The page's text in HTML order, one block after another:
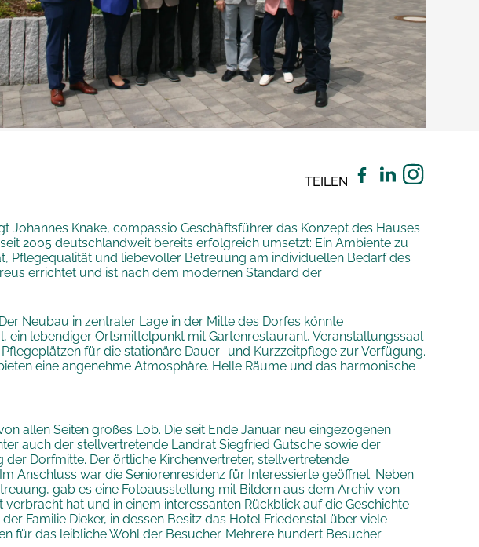
TEILEN
Johannes Knake, compassio Geschäftsführer das Konzept des Hauses
2005 deutschlandweit bereits erfolgreich umsetzt: Ein Ambiente zu
Pflegequalität und liebevoller Betreuung am individuellen Bedarf des
errichtet und ist nach dem modernen Standard der
Neubau in zentraler Lage in der Mitte des Dorfes könnte
ein lebendiger Ortsmittelpunkt mit Gartenrestaurant, Veranstaltungssaal
für die stationäre Dauer- und Kurzzeitpflege zur Verfügung.
eine angenehme Atmosphäre. Helle Räume und das harmonische
allen Seiten großes Lob. Die seit Ende Januar neu eingezogenen
auch der stellvertretende Landrat Siegfried Gutsche sowie der
Dorfmitte. Der örtliche Kirchenvertreter, stellvertretende
Anschluss war die Seniorenresidenz für Interessierte geöffnet. Neben
gab es eine Fotoausstellung mit Bildern aus dem Archiv von
hat und in einem interessanten Rückblick auf die Geschichte
Familie Dieker, in dessen Besitz das Hotel Friedenstal über viele
für das leibliche Wohl der Besucher. Mehrere hundert Besucher